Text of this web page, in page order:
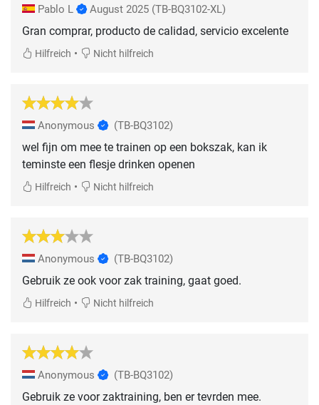
Pablo L August 2025 (TB-BQ3102-XL)
Gran comprar, producto de calidad, servicio excelente
Hilfreich • Nicht hilfreich
Anonymous (TB-BQ3102)
wel fijn om mee te trainen op een bokszak, kan ik
teminste een flesje drinken openen
Hilfreich • Nicht hilfreich
Anonymous (TB-BQ3102)
Gebruik ze ook voor zak training, gaat goed.
Hilfreich • Nicht hilfreich
Anonymous (TB-BQ3102)
Gebruik ze voor zaktraining, ben er tevrden mee.